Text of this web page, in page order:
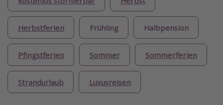
Herbstferien Frühling Halbpension
Pfingstferien Sommer Sommerferien
Strandurlaub Luxusreisen